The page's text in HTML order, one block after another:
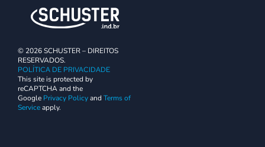
© 2026 SCHUSTER – DIREITOS
RESERVADOS.
POLÍTICA DE PRIVACIDADE
This site is protected by
reCAPTCHA and the
Google Privacy Policyand Terms of
Serviceapply.